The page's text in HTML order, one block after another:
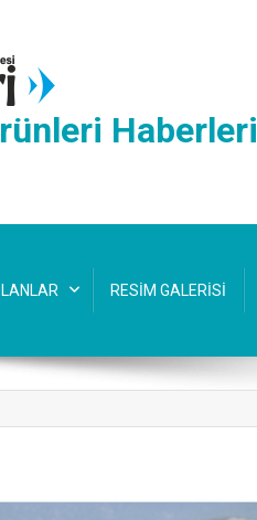
Haberleri
RESİM GALERİSİ